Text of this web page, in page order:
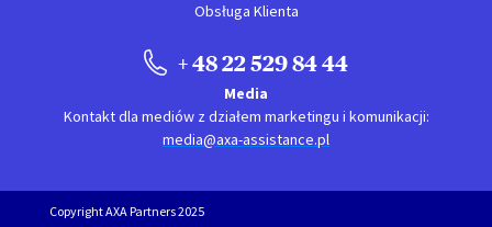
Obsługa Klienta
+ 48 22 529 84 44
Media
Kontakt dla mediów z działem marketingu i komunikacji:
media@axa-assistance.pl
Copyright AXA Partners 2025